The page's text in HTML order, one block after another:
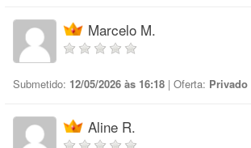
Marcelo M.
Submetido: 12/05/2026 às 16:18 | Oferta: Privado
Aline R.